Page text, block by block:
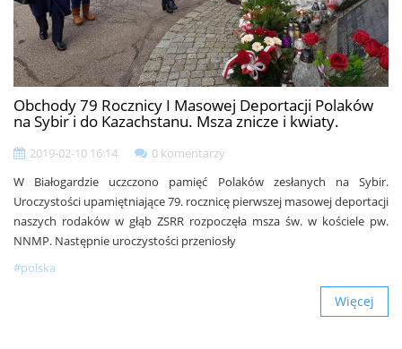
Obchody 79 Rocznicy I Masowej Deportacji Polaków
na Sybir i do Kazachstanu. Msza znicze i kwiaty.
2019-02-10 16:14
0 komentarzy
W Białogardzie uczczono pamięć Polaków zesłanych na Sybir.
Uroczystości upamiętniające 79. rocznicę pierwszej masowej deportacji
naszych rodaków w głąb ZSRR rozpoczęła msza św. w kościele pw.
NNMP. Następnie uroczystości przeniosły
#polska
Więcej